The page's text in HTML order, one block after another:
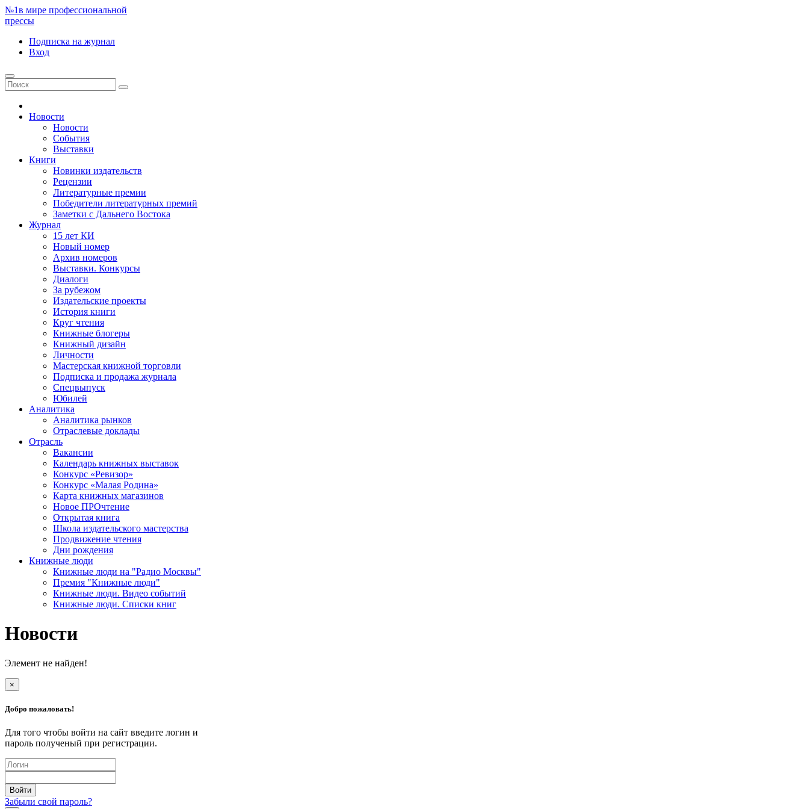
№1в мире профессиональной
прессы
Подписка на журнал
Вход
Новости
Новости
События
Выставки
Книги
Новинки издательств
Рецензии
Литературные премии
Победители литературных премий
Заметки с Дальнего Востока
Журнал
15 лет КИ
Новый номер
Архив номеров
Выставки. Конкурсы
Диалоги
За рубежом
Издательские проекты
История книги
Круг чтения
Книжные блогеры
Книжный дизайн
Личности
Мастерская книжной торговли
Подписка и продажа журнала
Спецвыпуск
Юбилей
Аналитика
Аналитика рынков
Отраслевые доклады
Отрасль
Вакансии
Календарь книжных выставок
Конкурс «Ревизор»
Конкурс «Малая Родина»
Карта книжных магазинов
Новое ПРОчтение
Открытая книга
Школа издательского мастерства
Продвижение чтения
Дни рождения
Книжные люди
Книжные люди на "Радио Москвы"
Премия "Книжные люди"
Книжные люди. Видео событий
Книжные люди. Списки книг
Новости
Элемент не найден!
×
Добро пожаловать!
Для того чтобы войти на сайт введите логин и
пароль полученый при регистрации.
Забыли свой пароль?